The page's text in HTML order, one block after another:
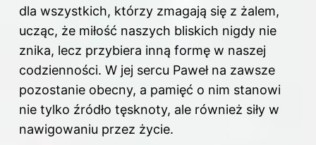
dla wszystkich, którzy zmagają się z żalem,
ucząc, że miłość naszych bliskich nigdy nie
znika, lecz przybiera inną formę w naszej
codzienności. W jej sercu Paweł na zawsze
pozostanie obecny, a pamięć o nim stanowi
nie tylko źródło tęsknoty, ale również siły w
nawigowaniu przez życie.